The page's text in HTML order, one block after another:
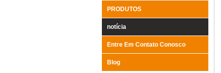
PRODUTOS
notícia
Entre Em Contato Conosco
Blog